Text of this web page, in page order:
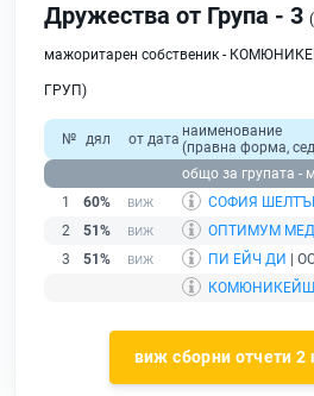
Дружества от Група - 3
мажоритарен собственик -
ГРУП)
№ дял от дата наименование
(правна форма,
общо за групата -
1
60% СОФИЯ
2
51% ОПТИМУМ
3
51% ПИ ЕЙЧ ДИ |
виж сборни отчети 2